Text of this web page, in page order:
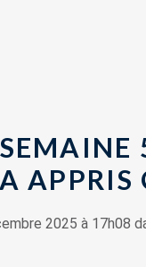
APPRIS
2025 à 17h08